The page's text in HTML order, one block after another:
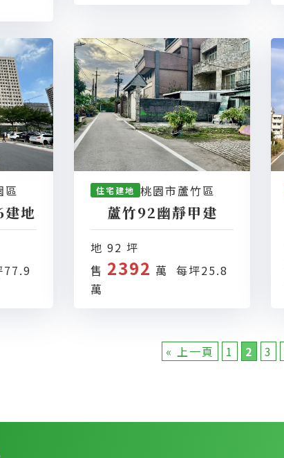
區
地
77.9
住宅建地 桃園市蘆竹區
蘆竹92幽靜甲建
地 92 坪
售 2392 萬 每坪25.8
萬
« 上一頁 1 2 3